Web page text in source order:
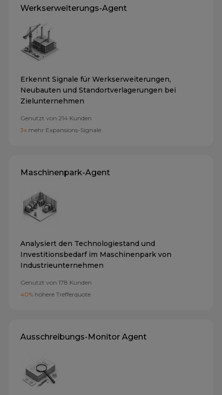
Werkserweiterungs-Agent
Erkennt Signale für Werkserweiterungen,
Neubauten und Standortverlagerungen bei
Zielunternehmen
Genutzt von 214 Kunden
3x mehr Expansions-Signale
Maschinenpark-Agent
Analysiert den Technologiestand und
Investitionsbedarf im Maschinenpark von
Industrieunternehmen
Genutzt von 178 Kunden
40% höhere Trefferquote
Ausschreibungs-Monitor Agent